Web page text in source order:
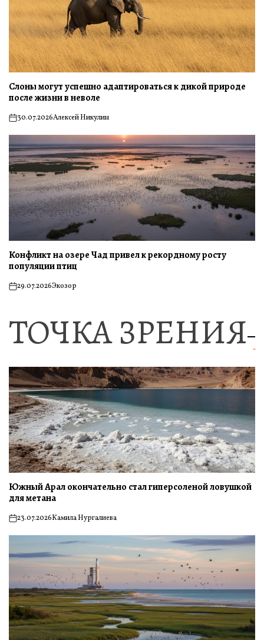
Слоны могут успешно адаптироваться к дикой природе
после жизни в неволе
on30.07.2026Алексей Никулин
Конфликт на озере Чад привел к рекордному росту
популяции птиц
on29.07.2026Экозор
ТОЧКА ЗРЕНИЯ
Южный Арал окончательно стал гиперсоленой ловушкой
для метана
on23.07.2026Камила Нургалиева